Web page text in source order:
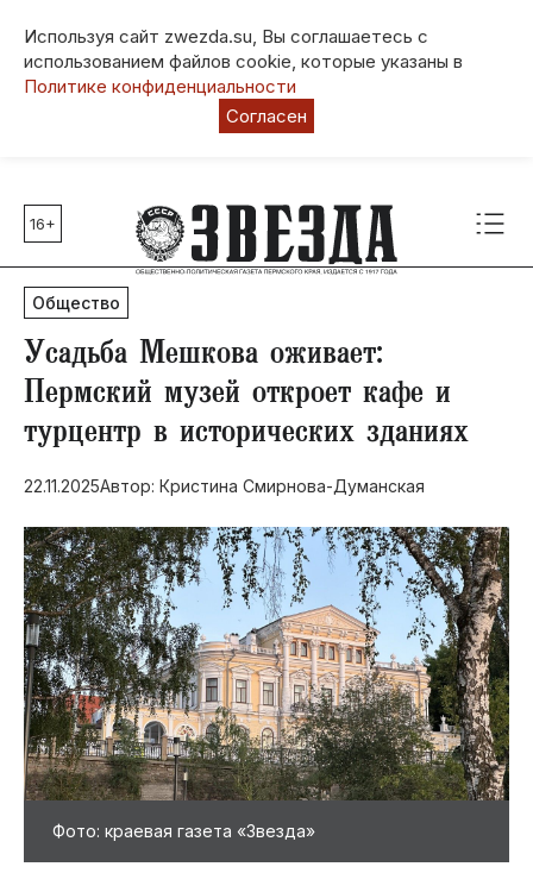
Используя сайт zwezda.su, Вы соглашаетесь с
использованием файлов cookie, которые указаны в
Политике конфиденциальности
Согласен
Главные темы
80 лет Победы
Молодежная столица РФ
СВО
Выборы в Пермском крае
Социальная поддержка
Инфраструктура
Благоустройство
16+
Общество
Усадьба Мешкова оживает:
Пермский музей откроет кафе и
турцентр в исторических зданиях
22.11.2025Автор: Кристина Смирнова-Думанская
Фото: краевая газета «Звезда»